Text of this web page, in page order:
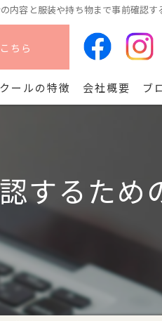
内容と服装や持ち物まで事前確認す
ちら
ールの特徴 会社概要 ブ
するため